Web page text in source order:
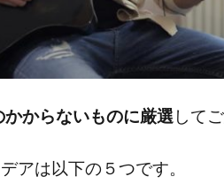
からないものに厳選 して
アは以下の５つです。